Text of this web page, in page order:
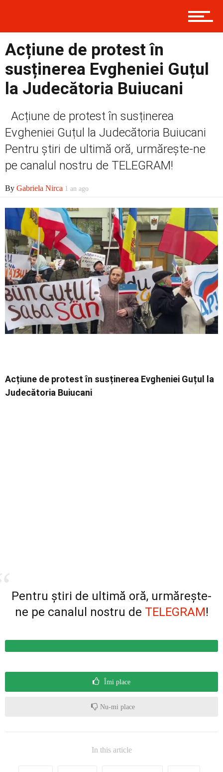
Prima
Politică
Externe
Social
Economic
Contact
Acțiune de protest în
susținerea Evgheniei Guțul
la Judecătoria Buiucani
Acțiune de protest în susținerea
Evgheniei Guțul la Judecătoria Buiucani
Pentru știri de ultimă oră, urmărește-ne
pe canalul nostru de TELEGRAM!
By Gabriela Nirca 1 an ago
Acțiune de protest în susținerea Evgheniei Guțul la
Judecătoria Buiucani
Pentru știri de ultimă oră, urmărește-
ne pe canalul nostru de TELEGRAM!
Îmi place
Nu-mi place
In this article